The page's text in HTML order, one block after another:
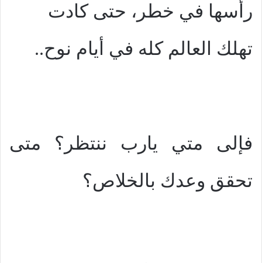
رأسها في خطر، حتى كادت
تهلك العالم كله في أيام نوح..
فإلى متي يارب ننتظر؟ متى
تحقق وعدك بالخلاص؟